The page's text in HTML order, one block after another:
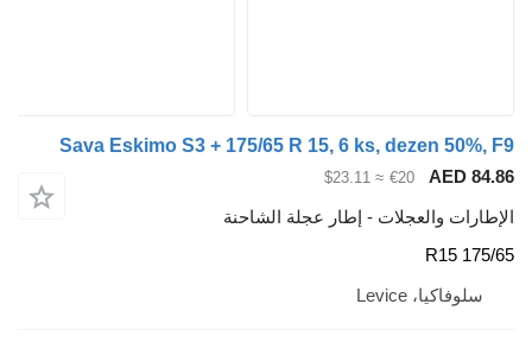
Sava Eskimo S3 + 175/65 R 15, 6 ks, dezen
€20
≈ $23.11
والعجلات - إطار عجلة الشاحنة